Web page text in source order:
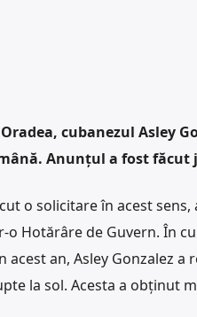
cubanezul Asley
Anunțul a fost făcut
o solicitare în acest
o Hotărâre de Guvern. În
acest an, Asley Gonzalez a
la sol. Acesta a obținut